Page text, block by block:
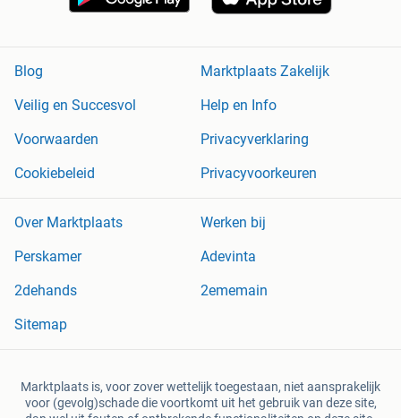
Blog
Marktplaats Zakelijk
Veilig en Succesvol
Help en Info
Voorwaarden
Privacyverklaring
Cookiebeleid
Privacyvoorkeuren
Over Marktplaats
Werken bij
Perskamer
Adevinta
2dehands
2ememain
Sitemap
Marktplaats is, voor zover wettelijk toegestaan, niet aansprakelijk
voor (gevolg)schade die voortkomt uit het gebruik van deze site,